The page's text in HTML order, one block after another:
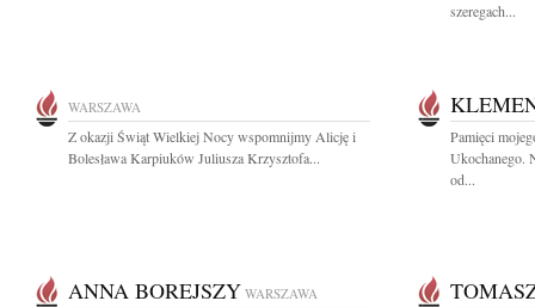
szeregach...
WARSZAWA
Z okazji Świąt Wielkiej Nocy wspomnijmy Alicję i
Bolesława Karpiuków Juliusza Krzysztofa...
Pamięci
Ukochanego.
od...
ANNA BOREJSZY WARSZAWA